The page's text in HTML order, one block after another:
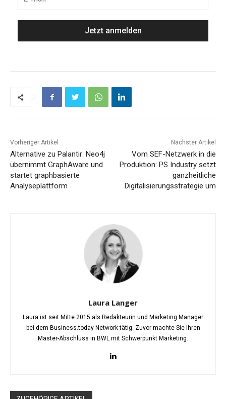
Vorheriger Artikel
Alternative zu Palantir: Neo4j
übernimmt GraphAware und
startet graphbasierte
Analyseplattform
Nächster Artikel
Vom SEF-Netzwerk in die
Produktion: PS Industry setzt
ganzheitliche
Digitalisierungsstrategie um
Laura Langer
Laura ist seit Mitte 2015 als Redakteurin und Marketing Manager
bei dem Business.today Network tätig. Zuvor machte Sie Ihren
Master-Abschluss in BWL mit Schwerpunkt Marketing.